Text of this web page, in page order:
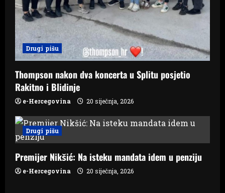
Drugi pišu
Thompson nakon dva koncerta u Splitu posjetio
Rakitno i Blidinje
e-Hercegovina 20 siječnja, 2026
Drugi pišu
Premijer Nikšić: Na isteku mandata idem u penziju
e-Hercegovina 20 siječnja, 2026